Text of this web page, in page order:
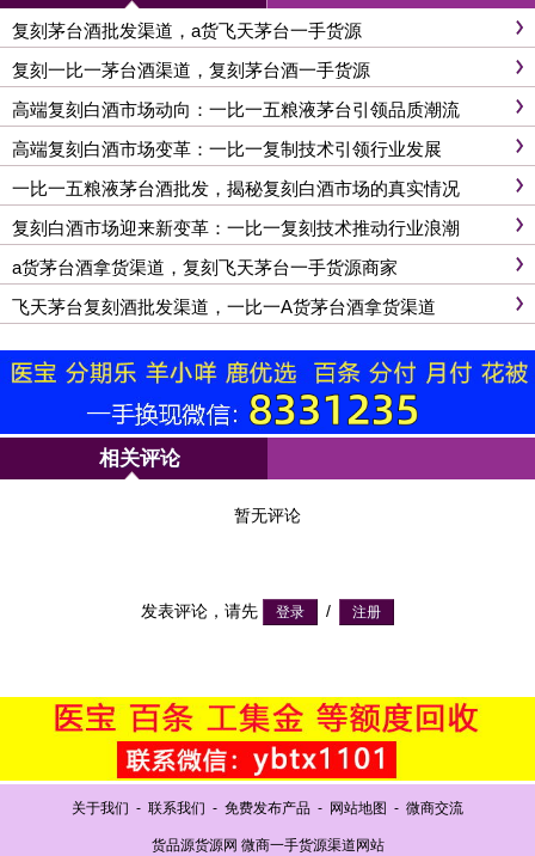
复刻茅台酒批发渠道，a货飞天茅台一手货源
复刻一比一茅台酒渠道，复刻茅台酒一手货源
高端复刻白酒市场动向：一比一五粮液茅台引领品质潮流
高端复刻白酒市场变革：一比一复制技术引领行业发展
一比一五粮液茅台酒批发，揭秘复刻白酒市场的真实情况
复刻白酒市场迎来新变革：一比一复刻技术推动行业浪潮
a货茅台酒拿货渠道，复刻飞天茅台一手货源商家
飞天茅台复刻酒批发渠道，一比一A货茅台酒拿货渠道
相关评论
暂无评论
发表评论，请先 /
关于我们 - 联系我们 - 免费发布产品 - 网站地图 - 微商交流
货品源货源网 微商一手货源渠道网站